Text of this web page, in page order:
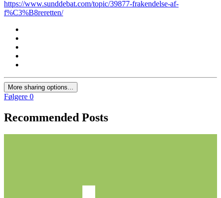
https://www.sunddebat.com/topic/39877-frakendelse-af-
f%C3%B8reretten/
More sharing options...
Følgere 0
Recommended Posts